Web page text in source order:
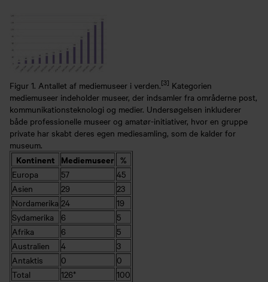
Figur 1. Antallet af mediemuseer i verden.[3] Kategorien
mediemuseer indeholder museer, der indsamler fra områderne post,
kommunikationsteknologi og medier. Undersøgelsen inkluderer
både professionelle museer og amatør-initiativer, hvor en gruppe
private har skabt deres egen mediesamling, som de kalder for
museum.
Kontinent Mediemuseer %
Europa 57
45
Asien
29
23
Nordamerika 24
19
Sydamerika
6
5
Afrika
6
5
Australien
4
3
Antaktis
0
0
Total
126*
100